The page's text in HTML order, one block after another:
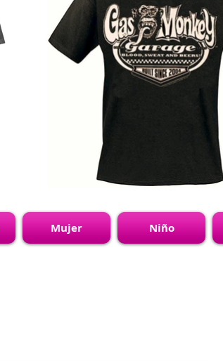
Mujer Niño